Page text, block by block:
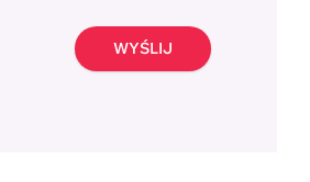
WYŚLIJ